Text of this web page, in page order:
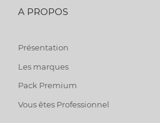
A PROPOS
Présentation
Les marques
Pack Premium
Vous êtes Professionnel